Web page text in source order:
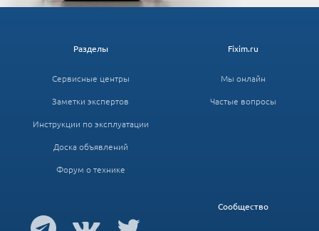
Fixim.ru
Мы онлайн
Частые вопросы
Разделы
Сервисные центры
Заметки экспертов
Инструкции по эксплуатации
Доска объявлений
Форум о технике
Сообщество